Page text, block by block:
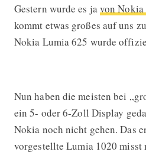
Nokia Lumia 625
Gestern wurde es javon
kommt etwas großes auf uns
Nokia Lumia 625 wurde
Nun haben die meisten bei
ein 5- oder 6-Zoll Display
Nokia noch nicht gehen. Das
vorgestellte Lumia 1020